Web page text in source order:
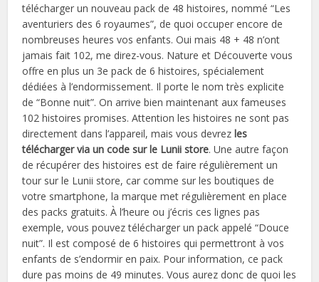
télécharger un nouveau pack de 48 histoires, nommé “Les
aventuriers des 6 royaumes”, de quoi occuper encore de
nombreuses heures vos enfants. Oui mais 48 + 48 n’ont
jamais fait 102, me direz-vous. Nature et Découverte vous
offre en plus un 3e pack de 6 histoires, spécialement
dédiées à l’endormissement. Il porte le nom très explicite
de “Bonne nuit”. On arrive bien maintenant aux fameuses
102 histoires promises. Attention les histoires ne sont pas
directement dans l’appareil, mais vous devrezles
télécharger via un code sur le Lunii store. Une autre façon
de récupérer des histoires est de faire régulièrement un
tour sur le Lunii store, car comme sur les boutiques de
votre smartphone, la marque met régulièrement en place
des packs gratuits. À l’heure ou j’écris ces lignes pas
exemple, vous pouvez télécharger un pack appelé “Douce
nuit”. Il est composé de 6 histoires qui permettront à vos
enfants de s’endormir en paix. Pour information, ce pack
dure pas moins de 49 minutes. Vous aurez donc de quoi les